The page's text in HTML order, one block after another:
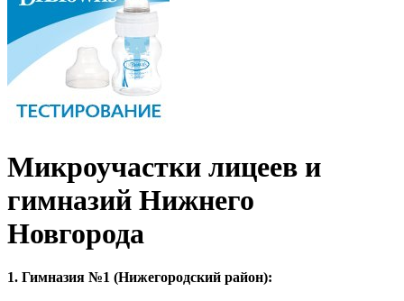
Микроучастки лицеев и
гимназий Нижнего
Новгорода
1. Гимназия №1 (Нижегородский район):